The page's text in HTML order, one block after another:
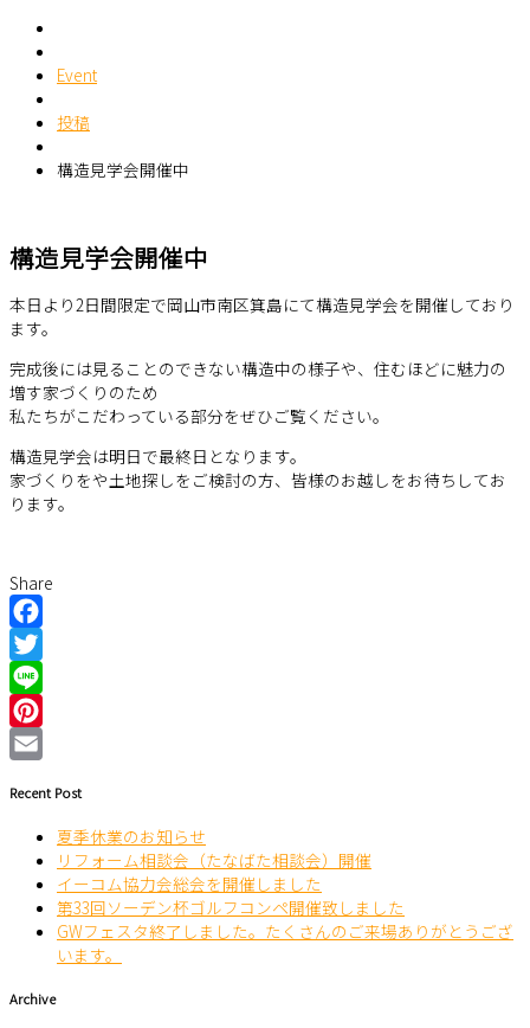
Event
投稿
構造見学会開催中
構造見学会開催中
本日より2日間限定で岡山市南区箕島にて構造見学会を開催しており
ます。
完成後には見ることのできない構造中の様子や、住むほどに魅力の
増す家づくりのため
私たちがこだわっている部分をぜひご覧ください。
構造見学会は明日で最終日となります。
家づくりをや土地探しをご検討の方、皆様のお越しをお待ちしてお
ります。
Share
Facebook
Twitter
Line
Pinterest
Recent Post
夏季休業のお知らせ
リフォーム相談会（たなばた相談会）開催
イーコム協力会総会を開催しました
第33回ソーデン杯ゴルフコンペ開催致しました
GWフェスタ終了しました。たくさんのご来場ありがとうござ
います。
Archive